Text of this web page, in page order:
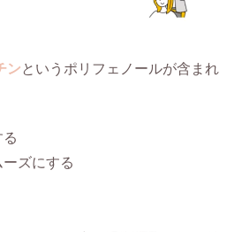
ンというポリフェノールが含まれ
ズにする